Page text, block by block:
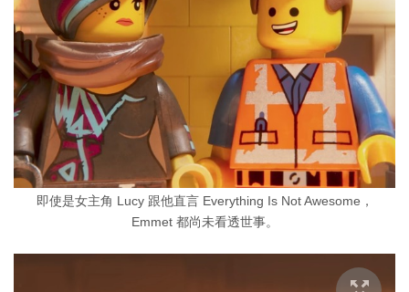
即使是女主角 Lucy 跟他直言 Everything Is Not Awesome，
Emmet 都尚未看透世事。